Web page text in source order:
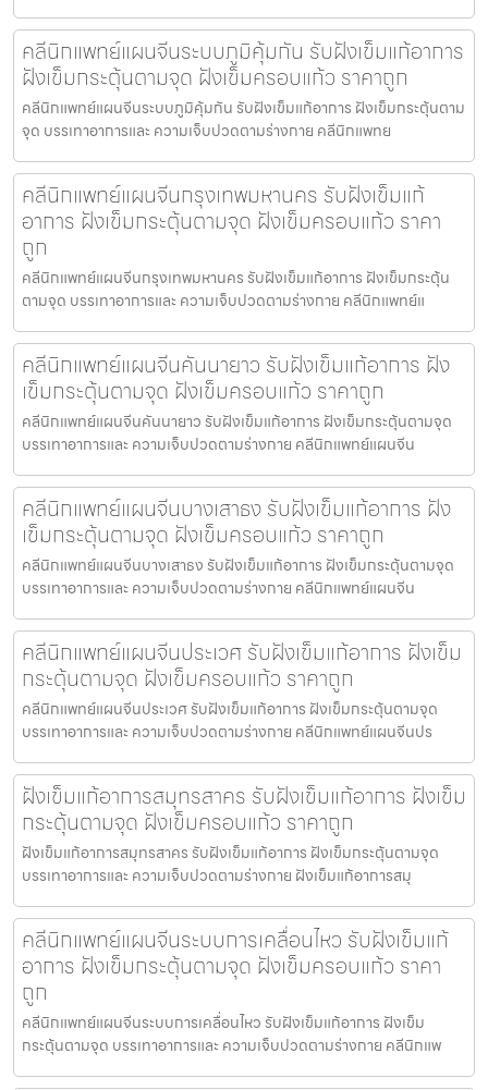
คลีนิกแพทย์แผนจีนระบบภูมิคุ้มกัน รับฝังเข็มแก้อาการ
ฝังเข็มกระตุ้นตามจุด ฝังเข็มครอบแก้ว ราคาถูก
คลีนิกแพทย์แผนจีนระบบภูมิคุ้มกัน รับฝังเข็มแก้อาการ ฝังเข็มกระตุ้นตาม
จุด บรรเทาอาการและ ความเจ็บปวดตามร่างกาย คลีนิกแพทย
คลีนิกแพทย์แผนจีนกรุงเทพมหานคร รับฝังเข็มแก้
อาการ ฝังเข็มกระตุ้นตามจุด ฝังเข็มครอบแก้ว ราคา
ถูก
คลีนิกแพทย์แผนจีนกรุงเทพมหานคร รับฝังเข็มแก้อาการ ฝังเข็มกระตุ้น
ตามจุด บรรเทาอาการและ ความเจ็บปวดตามร่างกาย คลีนิกแพทย์แ
คลีนิกแพทย์แผนจีนคันนายาว รับฝังเข็มแก้อาการ ฝัง
เข็มกระตุ้นตามจุด ฝังเข็มครอบแก้ว ราคาถูก
คลีนิกแพทย์แผนจีนคันนายาว รับฝังเข็มแก้อาการ ฝังเข็มกระตุ้นตามจุด
บรรเทาอาการและ ความเจ็บปวดตามร่างกาย คลีนิกแพทย์แผนจีน
คลีนิกแพทย์แผนจีนบางเสาธง รับฝังเข็มแก้อาการ ฝัง
เข็มกระตุ้นตามจุด ฝังเข็มครอบแก้ว ราคาถูก
คลีนิกแพทย์แผนจีนบางเสาธง รับฝังเข็มแก้อาการ ฝังเข็มกระตุ้นตามจุด
บรรเทาอาการและ ความเจ็บปวดตามร่างกาย คลีนิกแพทย์แผนจีน
คลีนิกแพทย์แผนจีนประเวศ รับฝังเข็มแก้อาการ ฝังเข็ม
กระตุ้นตามจุด ฝังเข็มครอบแก้ว ราคาถูก
คลีนิกแพทย์แผนจีนประเวศ รับฝังเข็มแก้อาการ ฝังเข็มกระตุ้นตามจุด
บรรเทาอาการและ ความเจ็บปวดตามร่างกาย คลีนิกแพทย์แผนจีนปร
ฝังเข็มแก้อาการสมุทรสาคร รับฝังเข็มแก้อาการ ฝังเข็ม
กระตุ้นตามจุด ฝังเข็มครอบแก้ว ราคาถูก
ฝังเข็มแก้อาการสมุทรสาคร รับฝังเข็มแก้อาการ ฝังเข็มกระตุ้นตามจุด
บรรเทาอาการและ ความเจ็บปวดตามร่างกาย ฝังเข็มแก้อาการสมุ
คลีนิกแพทย์แผนจีนระบบการเคลื่อนไหว รับฝังเข็มแก้
อาการ ฝังเข็มกระตุ้นตามจุด ฝังเข็มครอบแก้ว ราคา
ถูก
คลีนิกแพทย์แผนจีนระบบการเคลื่อนไหว รับฝังเข็มแก้อาการ ฝังเข็ม
กระตุ้นตามจุด บรรเทาอาการและ ความเจ็บปวดตามร่างกาย คลีนิกแพ